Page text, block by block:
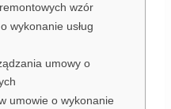
wzór
wykonanie usług
umowy o
umowie o wykonanie